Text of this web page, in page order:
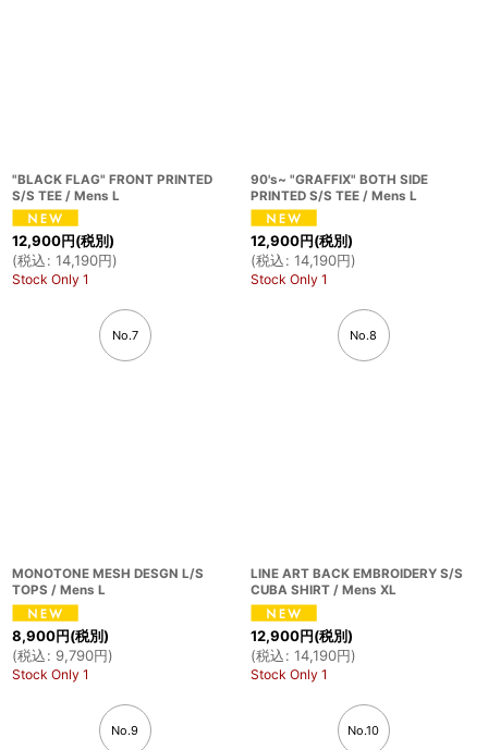
"BLACK FLAG" FRONT PRINTED
S/S TEE / Mens L
12,900円(税別)
(税込: 14,190円)
Stock Only 1
90's~ "GRAFFIX" BOTH SIDE
PRINTED S/S TEE / Mens L
12,900円(税別)
(税込: 14,190円)
Stock Only 1
No.7
MONOTONE MESH DESGN L/S
TOPS / Mens L
8,900円(税別)
(税込: 9,790円)
Stock Only 1
No.8
LINE ART BACK EMBROIDERY S/S
CUBA SHIRT / Mens XL
12,900円(税別)
(税込: 14,190円)
Stock Only 1
No.9 No.10